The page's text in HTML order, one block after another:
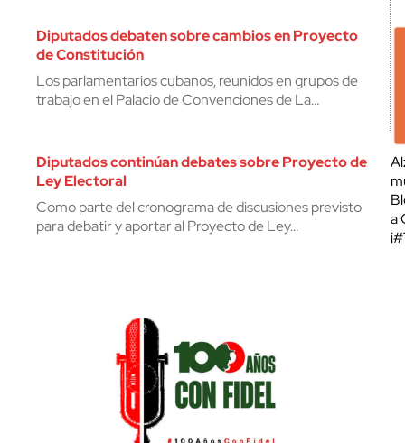
Diputados debaten sobre cambios en Proyecto
de Constitución
Los parlamentarios cubanos, reunidos en grupos de
trabajo en el Palacio de Convenciones de La…
Diputados continúan debates sobre Proyecto de
Ley Electoral
Como parte del cronograma de discusiones previsto
para debatir y aportar al Proyecto de Ley…
a